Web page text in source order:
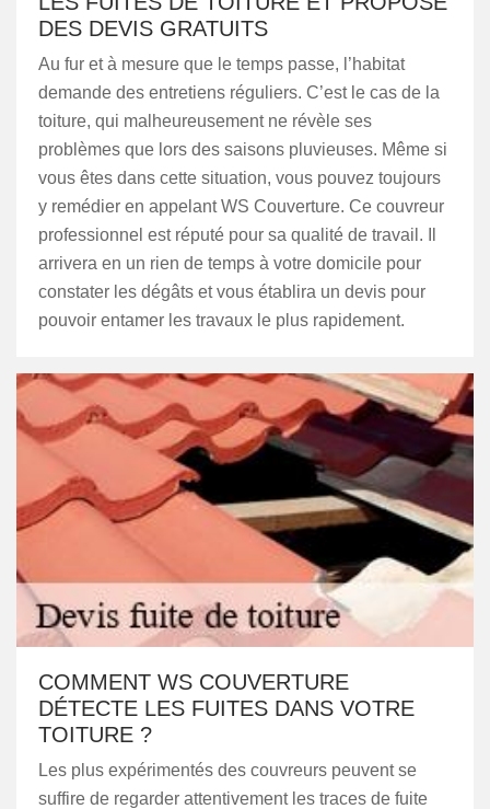
DES DEVIS GRATUITS
Au fur et à mesure que le temps passe, l’habitat
demande des entretiens réguliers. C’est le cas de la
toiture, qui malheureusement ne révèle ses
problèmes que lors des saisons pluvieuses. Même si
vous êtes dans cette situation, vous pouvez toujours
y remédier en appelant WS Couverture. Ce couvreur
professionnel est réputé pour sa qualité de travail. Il
arrivera en un rien de temps à votre domicile pour
constater les dégâts et vous établira un devis pour
pouvoir entamer les travaux le plus rapidement.
COMMENT WS COUVERTURE
DÉTECTE LES FUITES DANS VOTRE
TOITURE ?
Les plus expérimentés des couvreurs peuvent se
suffire de regarder attentivement les traces de fuite